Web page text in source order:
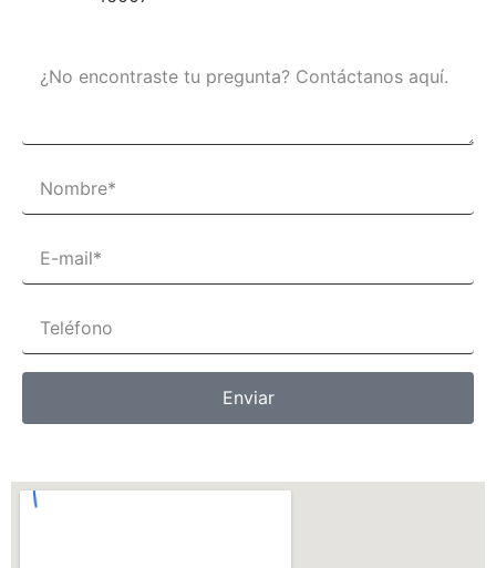
Enviar